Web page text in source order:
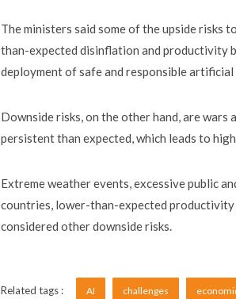
The ministers said some of the upside risks
than-expected disinflation and productivity
deployment of safe and responsible
Downside risks, on the other hand, are
persistent than expected, which leads to
Extreme weather events, excessive public
countries, lower-than-expected
considered other downside risks.
Related tags : AI challenges